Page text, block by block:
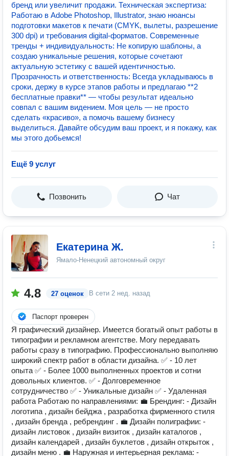
бренд или увеличит продажи. Техническая экспертиза:
Работаю в Adobe Photoshop, Illustrator, знаю нюансы
подготовки макетов к печати (CMYK, вылеты, разрешение
300 dpi) и требования digital-форматов. Современные
тренды + индивидуальность: Не копирую шаблоны, а
создаю уникальные решения, которые сочетают
актуальную эстетику с вашей идентичностью.
Прозрачность и ответственность: Всегда укладываюсь в
сроки, держу в курсе этапов работы и предлагаю **2
бесплатные правки** — чтобы результат идеально
совпал с вашим видением. Моя цель — не просто
сделать «красиво», а помочь вашему бизнесу
выделиться. Давайте обсудим ваш проект, и я покажу, как
мы этого добьемся!
Ещё 9 услуг
Позвонить Чат
Екатерина Ж.
Ямало-Ненецкий автономный округ
4.8 27 оценок В сети 2 нед. назад
Паспорт проверен
Я графический дизайнер. Имеется богатый опыт работы в
типографии и рекламном агентстве. Могу передавать
работы сразу в типографию. Профессионально выполняю
широкий спектр работ в области дизайна. ✅ - 10 лет
опыта ✅ - Более 1000 выполненных проектов и сотни
довольных клиентов. ✅ - Долговременное
сотрудничество ✅ - Уникальные дизайн ✅ - Удаленная
работа Работаю по направлениями: 💼 Брендинг: - Дизайн
логотипа , дизайн бейджа , разработка фирменного стиля
, дизайн бренда , ребрендинг . 💼 Дизайн полиграфии: -
дизайн листовок , дизайн визиток , дизайн каталогов ,
дизайн календарей , дизайн буклетов , дизайн открыток ,
дизайн меню . 💼 Наружная и интерьерная реклама: -